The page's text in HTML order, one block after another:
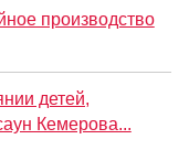
производство
детей,
Кемерова...